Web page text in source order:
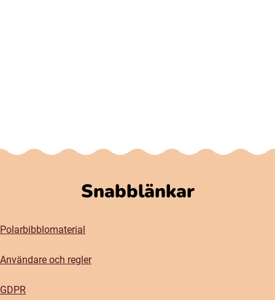
Snabblänkar
Polarbibblomaterial
Användare och regler
GDPR